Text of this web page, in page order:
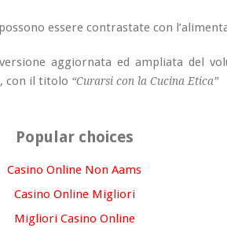
essere contrastate con
aggiornata ed ampliata del
con il titolo “Curarsi con la Cucina Etica”
Popular choices
Casino Online Non Aams
Casino Online Migliori
Migliori Casino Online